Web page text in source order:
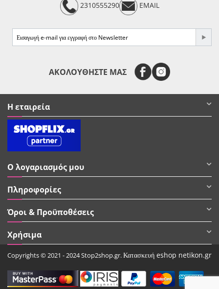
2310555290 EMAIL
ΑΚΟΛΟΥΘΗΣΤΕ ΜΑΣ
Η εταιρεία
Ο λογαριασμός μου
Πληροφορίες
Όροι & Προϋποθέσεις
Χρήσιμα
Copyrights © 2021 - 2024 Stop2shop.gr.Κατασκευή eshop netikon.gr